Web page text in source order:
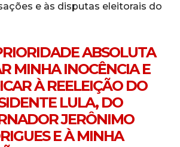
e às disputas eleitorais do
ABSOLUTA
MINHA INOCÊNCIA E
À REELEIÇÃO DO
LULA, DO
JERÔNIMO
E À MINHA